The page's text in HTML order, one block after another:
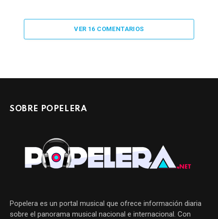
VER 16 COMENTARIOS
SOBRE POPELERA
Popelera es un portal musical que ofrece información diaria
sobre el panorama musical nacional e internacional. Con